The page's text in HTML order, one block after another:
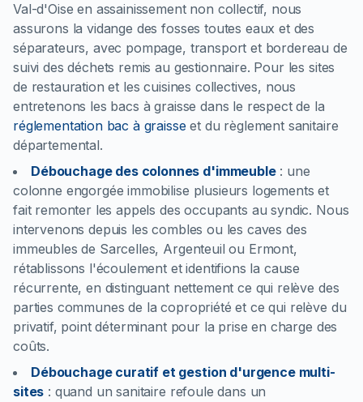
Val-d'Oise en assainissement non collectif, nous
assurons la vidange des fosses toutes eaux et des
séparateurs, avec pompage, transport et bordereau de
suivi des déchets remis au gestionnaire. Pour les sites
de restauration et les cuisines collectives, nous
entretenons les bacs à graisse dans le respect de la
réglementation bac à graisseet du règlement sanitaire
départemental.
Débouchage des colonnes d'immeuble: une
colonne engorgée immobilise plusieurs logements et
fait remonter les appels des occupants au syndic. Nous
intervenons depuis les combles ou les caves des
immeubles de Sarcelles, Argenteuil ou Ermont,
rétablissons l'écoulement et identifions la cause
récurrente, en distinguant nettement ce qui relève des
parties communes de la copropriété et ce qui relève du
privatif, point déterminant pour la prise en charge des
coûts.
Débouchage curatif et gestion d'urgence multi-
sites : quand un sanitaire refoule dans un